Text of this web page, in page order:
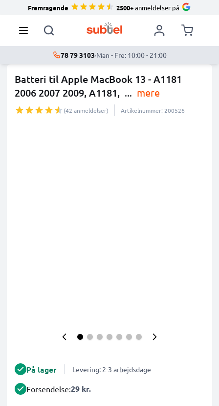
Fremragende 2500+anmeldelser på
78 79 3103·Man - Fre: 10:00 - 21:00
Batteri til Apple MacBook 13 - A1181
2006 2007 2009, A1181, ... mere
(42 anmeldelser) Artikelnummer: 200526
På lager Levering: 2-3 arbejdsdage
Forsendelse:29 kr.